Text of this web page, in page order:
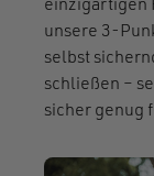
einzigartigen
unsere 3-
selbst
schließen –
sicher genug